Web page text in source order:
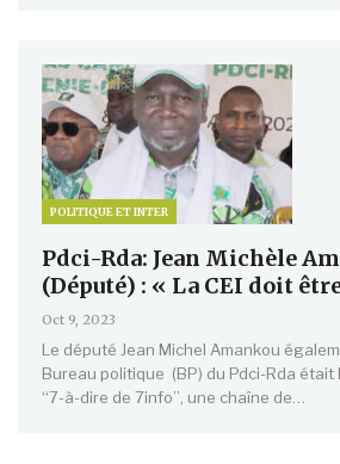
POLITIQUE ET INTER
Pdci-Rda: Jean Michèle
(Député) : « La CEI doit
Oct 9, 2023
Le député Jean Michel Amankou
Bureau politique (BP) du Pdci-Rda était
‘‘7-à-dire de 7info’’, une chaîne de…